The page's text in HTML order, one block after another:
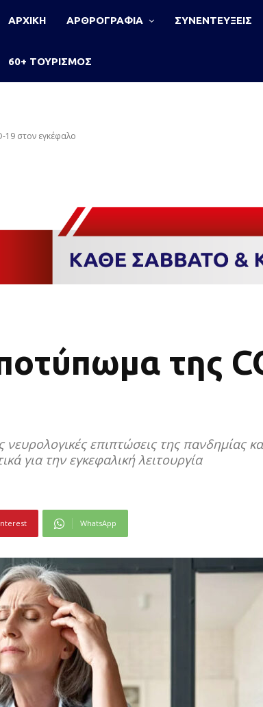
ΑΡΧΙΚΗ ΑΡΘΡΟΓΡΑΦΙΑ ΣΥΝΕΝΤΕΥΞΕΙΣ
60+ ΤΟΥΡΙΣΜΟΣ
στον εγκέφαλο
της
νευρολογικές επιπτώσεις της πανδημίας
για την εγκεφαλική λειτουργία
WhatsApp